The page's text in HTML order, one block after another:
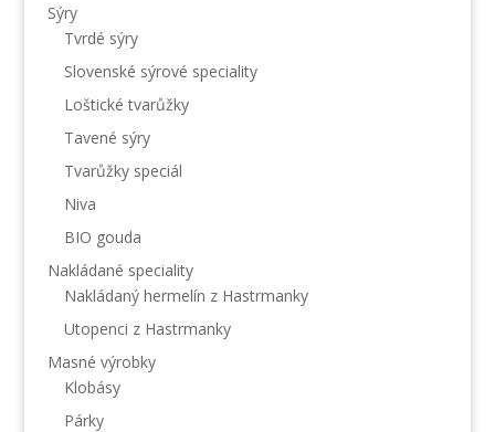
Sýry
Tvrdé sýry
Slovenské sýrové speciality
Loštické tvarůžky
Tavené sýry
Tvarůžky speciál
Niva
BIO gouda
Nakládané speciality
Nakládaný hermelín z Hastrmanky
Utopenci z Hastrmanky
Masné výrobky
Klobásy
Párky